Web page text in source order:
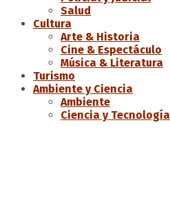
Salud
Cultura
Arte & Historia
Cine & Espectáculo
Música & Literatura
Turismo
Ambiente y Ciencia
Ambiente
Ciencia y Tecnología